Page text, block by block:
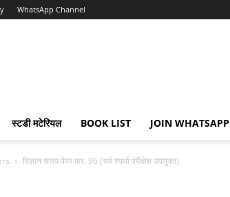
WhatsApp Channel
स्टडी मटेरियल BOOK LIST JOIN WHATSAPP
विज्ञान सराव पेपर क्र. 96 (सर्व स्पर्धा परीक्षेस उपयुक्त)